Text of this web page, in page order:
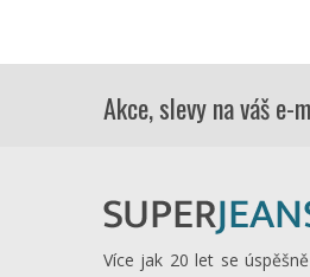
Akce, slevy na váš e-
Více jak 20 let se